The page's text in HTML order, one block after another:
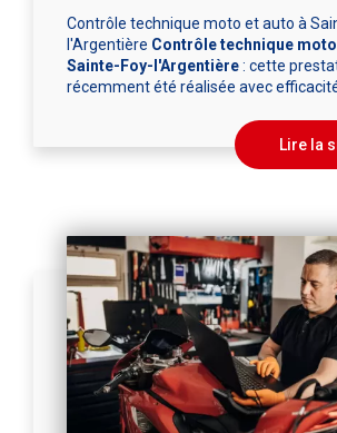
Contrôle technique moto et auto à
l'Argentière Contrôle technique
Sainte-Foy-l'Argentière: cette
récemment été réalisée avec efficacité
Lire la